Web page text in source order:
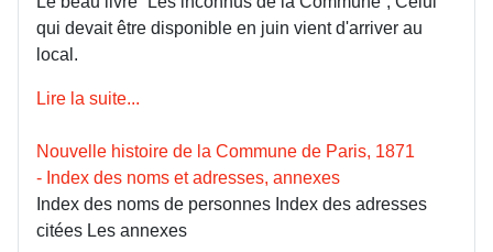
qui devait être disponible en juin vient d'arriver au
local.
Lire la suite...
Nouvelle histoire de la Commune de Paris, 1871
- Index des noms et adresses, annexes
Index des noms de personnes Index des adresses
citées Les annexes